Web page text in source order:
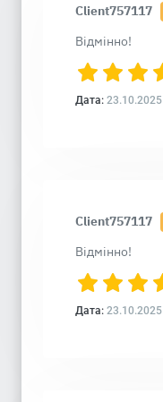
Client757117
Відмінно!
Дата: 23.10.2025
Client757117
Відмінно!
Дата: 23.10.2025